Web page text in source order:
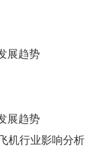
展趋势
展趋势
机行业影响分析